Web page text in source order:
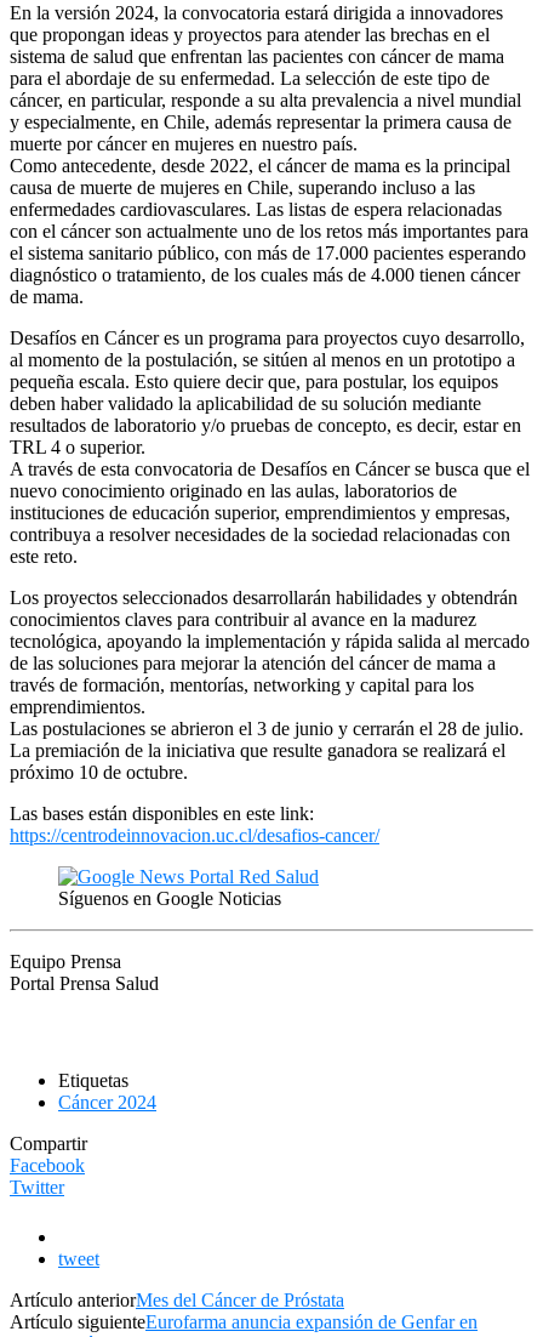
En la versión 2024, la convocatoria estará dirigida a innovadores
que propongan ideas y proyectos para atender las brechas en el
sistema de salud que enfrentan las pacientes con cáncer de mama
para el abordaje de su enfermedad. La selección de este tipo de
cáncer, en particular, responde a su alta prevalencia a nivel mundial
y especialmente, en Chile, además representar la primera causa de
muerte por cáncer en mujeres en nuestro país.
Como antecedente, desde 2022, el cáncer de mama es la principal
causa de muerte de mujeres en Chile, superando incluso a las
enfermedades cardiovasculares. Las listas de espera relacionadas
con el cáncer son actualmente uno de los retos más importantes para
el sistema sanitario público, con más de 17.000 pacientes esperando
diagnóstico o tratamiento, de los cuales más de 4.000 tienen cáncer
de mama.
Desafíos en Cáncer es un programa para proyectos cuyo desarrollo,
al momento de la postulación, se sitúen al menos en un prototipo a
pequeña escala. Esto quiere decir que, para postular, los equipos
deben haber validado la aplicabilidad de su solución mediante
resultados de laboratorio y/o pruebas de concepto, es decir, estar en
TRL 4 o superior.
A través de esta convocatoria de Desafíos en Cáncer se busca que el
nuevo conocimiento originado en las aulas, laboratorios de
instituciones de educación superior, emprendimientos y empresas,
contribuya a resolver necesidades de la sociedad relacionadas con
este reto.
Los proyectos seleccionados desarrollarán habilidades y obtendrán
conocimientos claves para contribuir al avance en la madurez
tecnológica, apoyando la implementación y rápida salida al mercado
de las soluciones para mejorar la atención del cáncer de mama a
través de formación, mentorías, networking y capital para los
emprendimientos.
Las postulaciones se abrieron el 3 de junio y cerrarán el 28 de julio.
La premiación de la iniciativa que resulte ganadora se realizará el
próximo 10 de octubre.
Las bases están disponibles en este link:
https://centrodeinnovacion.uc.cl/desafios-cancer/
Síguenos en Google Noticias
Equipo Prensa
Portal Prensa Salud
Etiquetas
Cáncer 2024
Compartir
Facebook
Twitter
tweet
Artículo anteriorMes del Cáncer de Próstata
Artículo siguienteEurofarma anuncia expansión de Genfar en